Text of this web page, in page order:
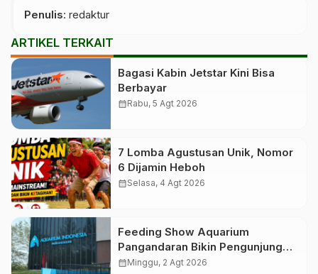
Penulis: redaktur
ARTIKEL TERKAIT
Bagasi Kabin Jetstar Kini Bisa
Berbayar
calendar_monthRabu, 5 Agt 2026
7 Lomba Agustusan Unik, Nomor
6 Dijamin Heboh
calendar_monthSelasa, 4 Agt 2026
Feeding Show Aquarium
Pangandaran Bikin Pengunjung
Terpukau
calendar_monthMinggu, 2 Agt 2026